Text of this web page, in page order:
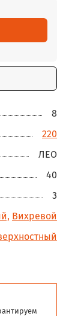
8
220
ЛЕО
40
3
Вихревой